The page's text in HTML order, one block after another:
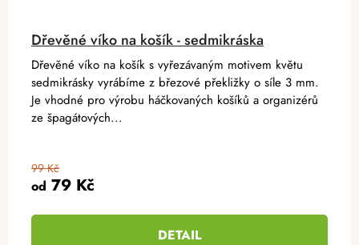
Dřevěné víko na košík - sedmikráska
od 79 Kč
99 Kč
DETAIL
Dřevěné víko na košík s vyřezávaným motivem květu
sedmikrásky vyrábíme z březové překližky o síle 3 mm.
Je vhodné pro výrobu háčkovaných košíků a organizérů
ze špagátových...